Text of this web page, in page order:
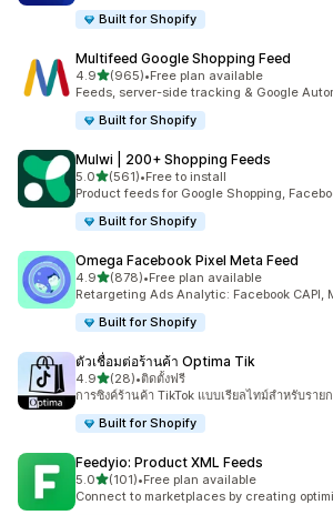
Built for Shopify
Multifeed Google Shopping Feed
4.9เต็ม 5 ดาว
(965)
ทั้งหมด 965 รีวิว
•Free plan available
Feeds, server-side tracking & Google
Built for Shopify
Mulwi | 200+ Shopping Feeds
5.0เต็ม 5 ดาว
(561)
ทั้งหมด 561 รีวิว
•Free to install
Product feeds for Google Shopping,
Built for Shopify
Omega Facebook Pixel Meta Feed
4.9เต็ม 5 ดาว
(878)
ทั้งหมด 878 รีวิว
•Free plan available
Retargeting Ads Analytic: Facebook CAPI,
Built for Shopify
ตัวเชื่อมต่อร้านค้า Optima Tik
4.9เต็ม 5 ดาว
(28)
ทั้งหมด 28 รีวิว
•ติดตั้งฟรี
การซิงค์ร้านค้า TikTok แบบเรียลไทม์สำหรับราย
Built for Shopify
Feedyio: Product XML Feeds
5.0เต็ม 5 ดาว
(101)
ทั้งหมด 101 รีวิว
•Free plan available
Connect to marketplaces by creating